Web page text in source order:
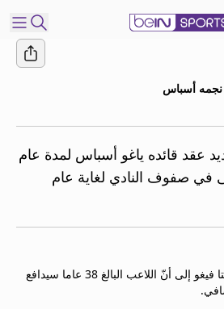
نجمه أسباس
عقد قائده ياغو أسباس لمدة عام
في صفوف النادي لغاية عام
وفي بيان رسمي أشار سيلتا فيغو إلى أنّ اللاعب البالغ 38 عاما سيدافع